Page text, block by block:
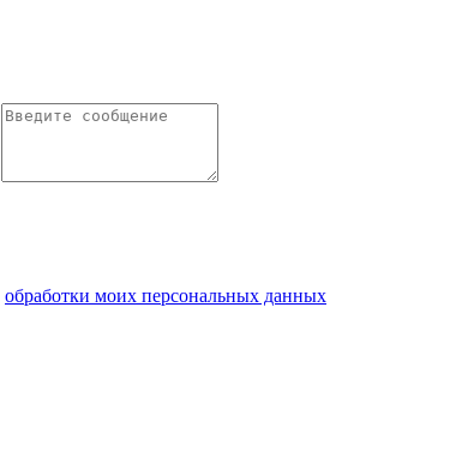
обработки моих персональных данных